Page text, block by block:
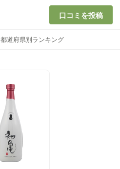
口コミを投稿
都道府県別ランキング